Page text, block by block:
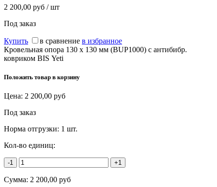
2 200,00 руб / шт
Под заказ
Купить в сравнение в избранное
Кровельная опора 130 х 130 мм (BUP1000) с антибибр.
ковриком BIS Yeti
Положить товар в корзину
Цена: 2 200,00 руб
Под заказ
Норма отгрузки: 1 шт.
Кол-во единиц:
-1 +1
Сумма: 2 200,00 руб